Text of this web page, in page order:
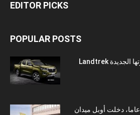
EDITOR PICKS
POPULAR POSTS
” ستافيم بيجو ” تطلق سيارتها الجديدة Landtrek
21 جانفي 1899: قبل 125 عاما، دخلت أوبل ميدان